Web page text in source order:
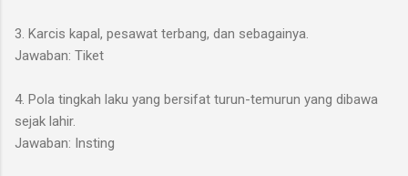
3. Karcis kapal, pesawat terbang, dan sebagainya.
Jawaban: Tiket
4. Pola tingkah laku yang bersifat turun-temurun yang dibawa
sejak lahir.
Jawaban: Insting